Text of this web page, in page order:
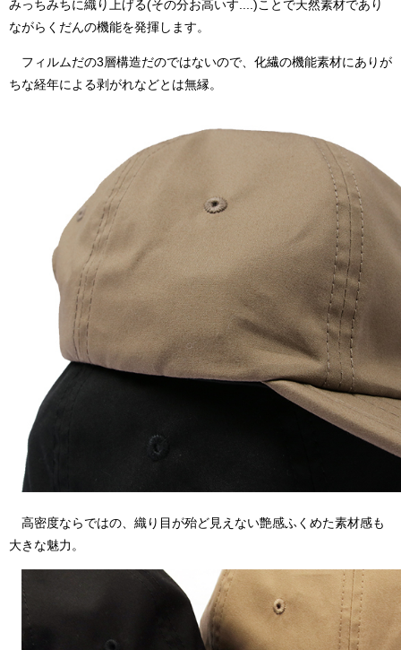
みっちみちに織り上げる(その分お高いす....)ことで天然素材であり
ながらくだんの機能を発揮します。
フィルムだの3層構造だのではないので、化繊の機能素材にありが
ちな経年による剥がれなどとは無縁。
高密度ならではの、織り目が殆ど見えない艶感ふくめた素材感も
大きな魅力。